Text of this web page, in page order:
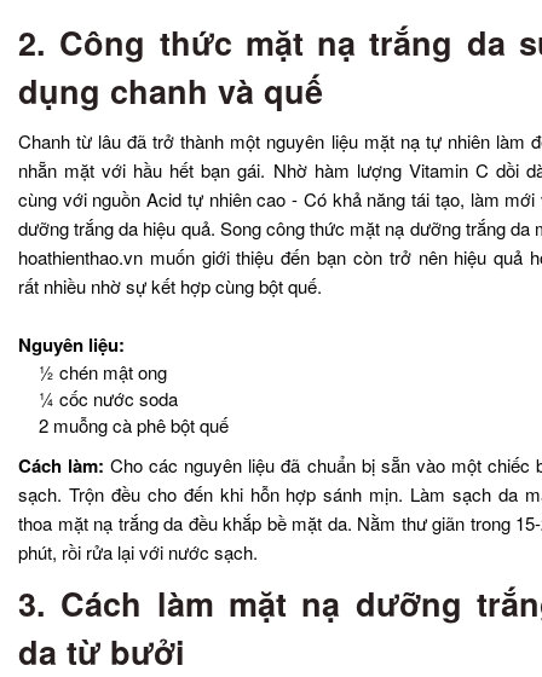
2. Công thức mặt nạ trắng da
dụng chanh và quế
Chanh từ lâu đã trở thành một nguyên liệu mặt nạ tự nhiên làm
nhẵn mặt với hầu hết bạn gái. Nhờ hàm lượng Vitamin C dồi
cùng với nguồn Acid tự nhiên cao - Có khả năng tái tạo, làm mới
dưỡng trắng da hiệu quả. Song công thức mặt nạ dưỡng trắng da
hoathienthao.vn muốn giới thiệu đến bạn còn trở nên hiệu quả
rất nhiều nhờ sự kết hợp cùng bột quế.
Nguyên liệu:
½ chén mật ong
¼ cốc nước soda
2 muỗng cà phê bột quế
Cách làm: Cho các nguyên liệu đã chuẩn bị sẵn vào một chiếc
sạch. Trộn đều cho đến khi hỗn hợp sánh mịn. Làm sạch da
thoa mặt nạ trắng da đều khắp bề mặt da. Nằm thư giãn trong
phút, rồi rửa lại với nước sạch.
3. Cách làm mặt nạ dưỡng
da từ bưởi